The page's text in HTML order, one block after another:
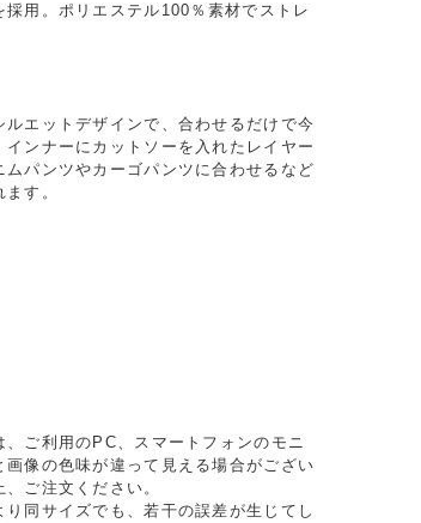
用。ポリエステル100％素材でストレ
エットデザインで、合わせるだけで今
ンナーにカットソーを入れたレイヤー
ムパンツやカーゴパンツに合わせるなど
す。
ご利用のPC、スマートフォンのモニ
像の色味が違って見える場合がござい
ご注文ください。
同サイズでも、若干の誤差が生じてし